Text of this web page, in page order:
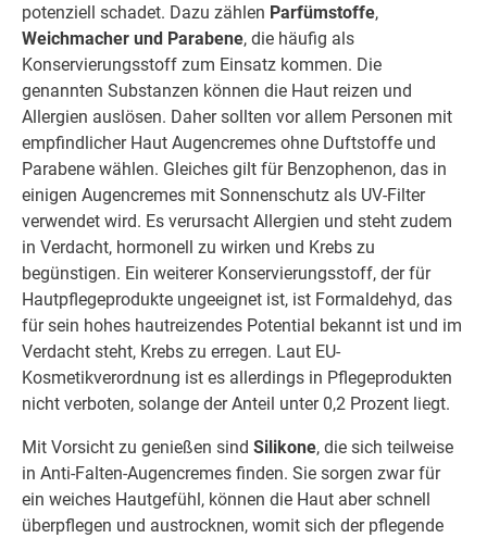
potenziell schadet. Dazu zählen Parfümstoffe,
Weichmacher und Parabene, die häufig als
Konservierungsstoff zum Einsatz kommen. Die
genannten Substanzen können die Haut reizen und
Allergien auslösen. Daher sollten vor allem Personen mit
empfindlicher Haut Augencremes ohne Duftstoffe und
Parabene wählen. Gleiches gilt für Benzophenon, das in
einigen Augencremes mit Sonnenschutz als UV-Filter
verwendet wird. Es verursacht Allergien und steht zudem
in Verdacht, hormonell zu wirken und Krebs zu
begünstigen. Ein weiterer Konservierungsstoff, der für
Hautpflegeprodukte ungeeignet ist, ist Formaldehyd, das
für sein hohes hautreizendes Potential bekannt ist und im
Verdacht steht, Krebs zu erregen. Laut EU-
Kosmetikverordnung ist es allerdings in Pflegeprodukten
nicht verboten, solange der Anteil unter 0,2 Prozent liegt.
Mit Vorsicht zu genießen sind Silikone, die sich teilweise
in Anti-Falten-Augencremes finden. Sie sorgen zwar für
ein weiches Hautgefühl, können die Haut aber schnell
überpflegen und austrocknen, womit sich der pflegende